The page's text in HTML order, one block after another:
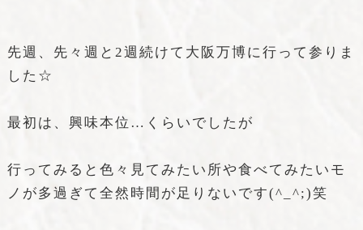
先週、先々週と2週続けて大阪万博に行って参りま
した☆
最初は、興味本位…くらいでしたが
行ってみると色々見てみたい所や食べてみたいモ
ノが多過ぎて全然時間が足りないです(^_^;)笑